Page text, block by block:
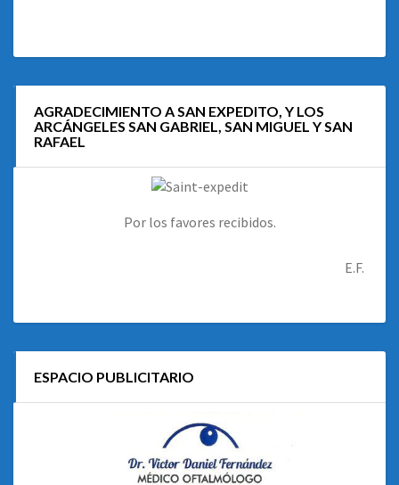
AGRADECIMIENTO A SAN EXPEDITO, Y LOS
ARCÁNGELES SAN GABRIEL, SAN MIGUEL Y SAN
RAFAEL
Por los favores recibidos.
E.F.
ESPACIO PUBLICITARIO